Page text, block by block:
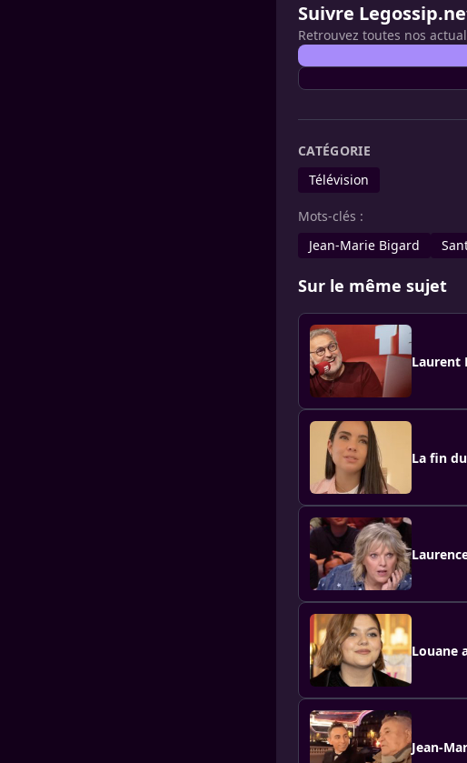
Suivre
Retrouvez toutes nos
CATÉGORIE
Télévision
Mots-clés :
Jean-Marie Bigard
Sur le même sujet
Laurent
La fin
Louane
Jean-